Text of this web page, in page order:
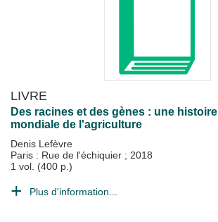
LIVRE
Des racines et des gènes : une histoire
mondiale de l'agriculture
Denis Lefèvre
Paris : Rue de l'échiquier ; 2018
1 vol. (400 p.)
Plus d'information...